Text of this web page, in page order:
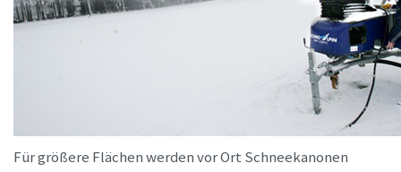
Für größere Flächen werden vor Ort Schneekanonen